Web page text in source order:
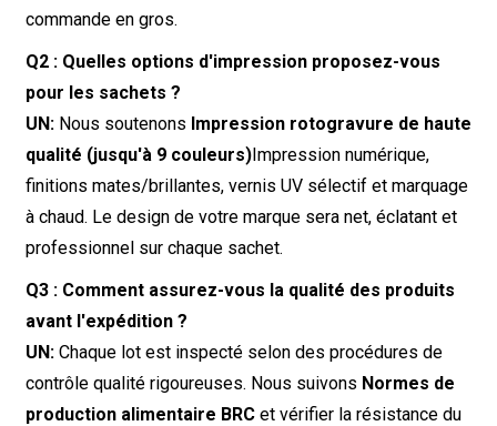
commande en gros.
Q2 : Quelles options d'impression proposez-vous
pour les sachets ?
UN:Nous soutenons Impression rotogravure de haute
qualité (jusqu'à 9 couleurs)Impression numérique,
finitions mates/brillantes, vernis UV sélectif et marquage
à chaud. Le design de votre marque sera net, éclatant et
professionnel sur chaque sachet.
Q3 : Comment assurez-vous la qualité des produits
avant l'expédition ?
UN:Chaque lot est inspecté selon des procédures de
contrôle qualité rigoureuses. Nous suivons Normes de
production alimentaire BRCet vérifier la résistance du